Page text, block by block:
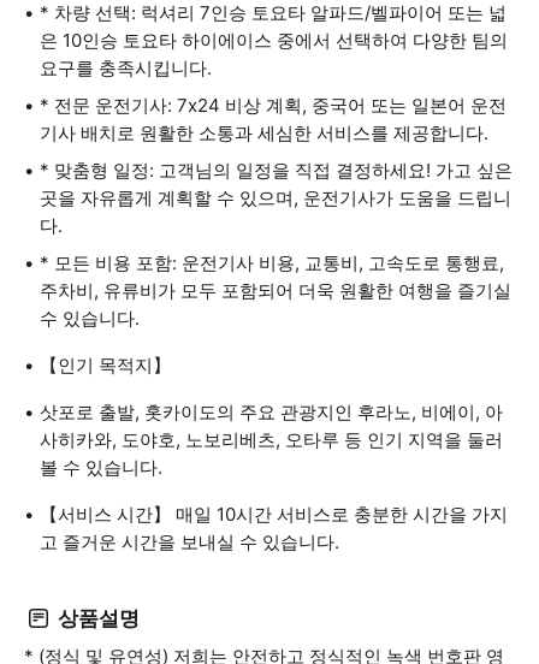
* 차량 선택: 럭셔리 7인승 토요타 알파드/벨파이어 또는 넓
은 10인승 토요타 하이에이스 중에서 선택하여 다양한 팀의
요구를 충족시킵니다.
* 전문 운전기사: 7x24 비상 계획, 중국어 또는 일본어 운전
기사 배치로 원활한 소통과 세심한 서비스를 제공합니다.
* 맞춤형 일정: 고객님의 일정을 직접 결정하세요! 가고 싶은
곳을 자유롭게 계획할 수 있으며, 운전기사가 도움을 드립니
다.
* 모든 비용 포함: 운전기사 비용, 교통비, 고속도로 통행료,
주차비, 유류비가 모두 포함되어 더욱 원활한 여행을 즐기실
수 있습니다.
【인기 목적지】
삿포로 출발, 홋카이도의 주요 관광지인 후라노, 비에이, 아
사히카와, 도야호, 노보리베츠, 오타루 등 인기 지역을 둘러
볼 수 있습니다.
【서비스 시간】 매일 10시간 서비스로 충분한 시간을 가지
고 즐거운 시간을 보내실 수 있습니다.
상품설명
* (정식 및 유연성) 저희는 안전하고 정식적인 녹색 번호판 영